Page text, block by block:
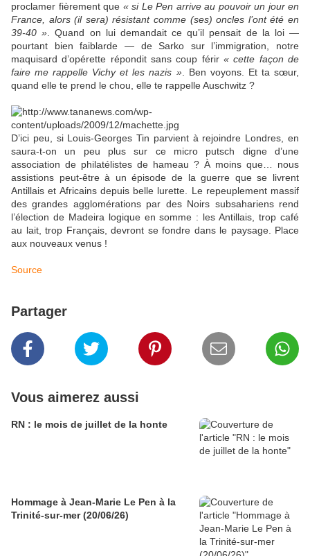
proclamer fièrement que « si Le Pen arrive au pouvoir un jour en
France, alors (il sera) résistant comme (ses) oncles l’ont été en
39-40 » . Quand on lui demandait ce qu’il pensait de la loi —
pourtant bien faiblarde — de Sarko sur l’immigration, notre
maquisard d’opérette répondit sans coup férir « cette façon de
faire me rappelle Vichy et les nazis ». Ben voyons. Et ta sœur,
quand elle te prend le chou, elle te rappelle Auschwitz ?
D’ici peu, si Louis-Georges Tin parvient à rejoindre Londres, en
saura-t-on un peu plus sur ce micro putsch digne d’une
association de philatélistes de hameau ? À moins que… nous
assistions peut-être à un épisode de la guerre que se livrent
Antillais et Africains depuis belle lurette. Le repeuplement massif
des grandes agglomérations par des Noirs subsahariens rend
l’élection de Madeira logique en somme : les Antillais, trop café
au lait, trop Français, devront se fondre dans le paysage. Place
aux nouveaux venus !
Source
Partager
Vous aimerez aussi
RN : le mois de juillet de la honte
Hommage à Jean-Marie Le Pen à la
Trinité-sur-mer (20/06/26)